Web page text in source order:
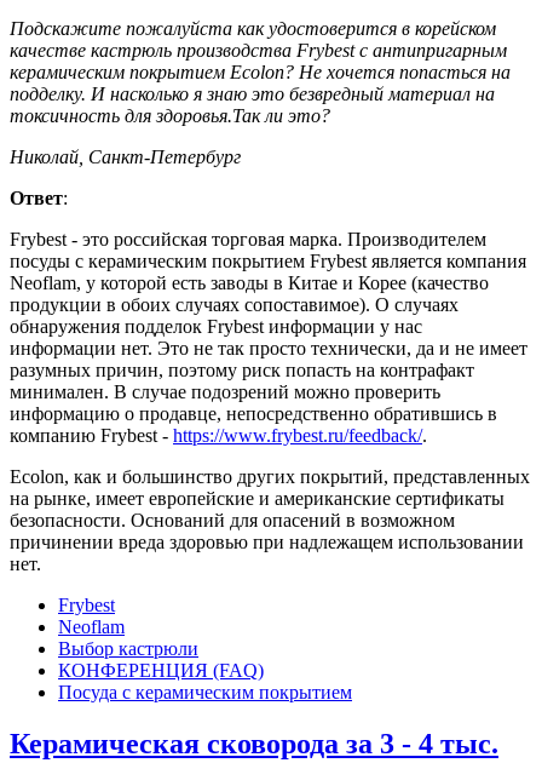
Подскажите пожалуйста как удостоверится в корейском
качестве кастрюль производства Frybest c антипригарным
керамическим покрытием Ecolon? Не хочется попасться на
подделку. И насколько я знаю это безвредный материал на
токсичность для здоровья.Так ли это?
Николай, Санкт-Петербург
Ответ:
Frybest - это российская торговая марка. Производителем
посуды с керамическим покрытием Frybest является компания
Neoflam, у которой есть заводы в Китае и Корее (качество
продукции в обоих случаях сопоставимое). О случаях
обнаружения подделок Frybest информации у нас
информации нет. Это не так просто технически, да и не имеет
разумных причин, поэтому риск попасть на контрафакт
минимален. В случае подозрений можно проверить
информацию о продавце, непосредственно обратившись в
компанию Frybest - https://www.frybest.ru/feedback/.
Ecolon, как и большинство других покрытий, представленных
на рынке, имеет европейские и американские сертификаты
безопасности. Оснований для опасений в возможном
причинении вреда здоровью при надлежащем использовании
нет.
Frybest
Neoflam
Выбор кастрюли
КОНФЕРЕНЦИЯ (FAQ)
Посуда с керамическим покрытием
Керамическая сковорода за 3 - 4 тыс.